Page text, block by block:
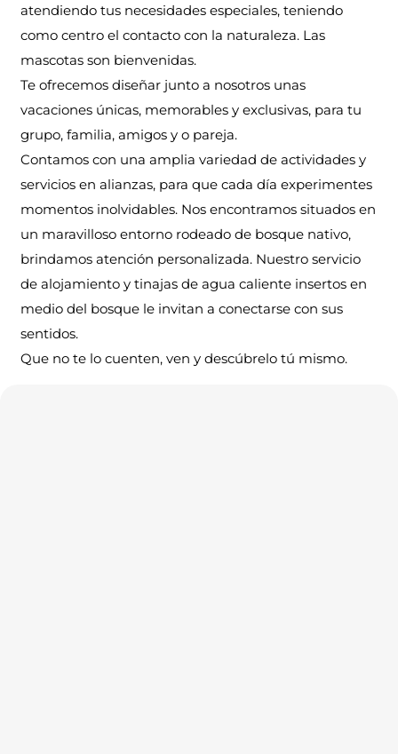
atendiendo tus necesidades especiales, teniendo
como centro el contacto con la naturaleza. Las
mascotas son bienvenidas.
Te ofrecemos diseñar junto a nosotros unas
vacaciones únicas, memorables y exclusivas, para tu
grupo, familia, amigos y o pareja.
Contamos con una amplia variedad de actividades y
servicios en alianzas, para que cada día experimentes
momentos inolvidables. Nos encontramos situados en
un maravilloso entorno rodeado de bosque nativo,
brindamos atención personalizada. Nuestro servicio
de alojamiento y tinajas de agua caliente insertos en
medio del bosque le invitan a conectarse con sus
sentidos.
Que no te lo cuenten, ven y descúbrelo tú mismo.